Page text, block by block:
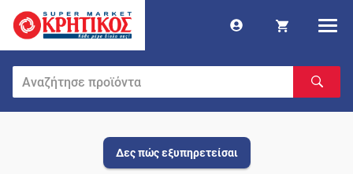
Δες πώς εξυπηρετείσαι